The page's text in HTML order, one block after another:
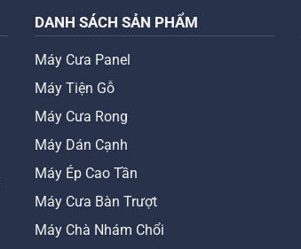
DANH SÁCH SẢN PHẨM
Máy Cưa Panel
Máy Tiện Gỗ
Máy Cưa Rong
Máy Dán Cạnh
Máy Ép Cao Tần
Máy Cưa Bàn Trượt
Máy Chà Nhám Chổi